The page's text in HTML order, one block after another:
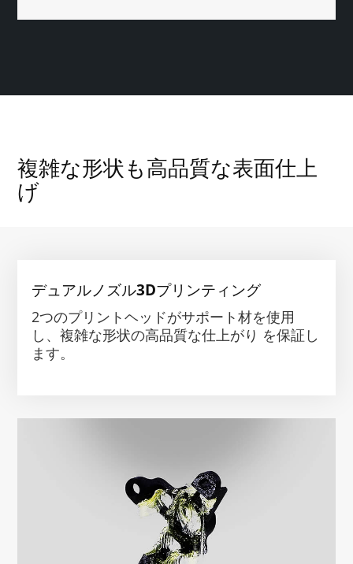
複雑な形状も高品質な表面仕上
げ
デュアルノズル3Dプリンティング
2つのプリントヘッドがサポート材を使用
し、複雑な形状の高品質な仕上がり を保証し
ます。